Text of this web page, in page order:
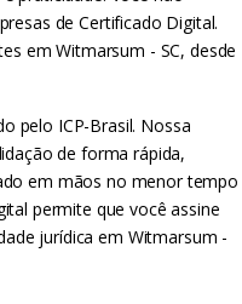
de Certificado Digital.
em Witmarsum - SC, desde
pelo ICP-Brasil. Nossa
de forma rápida,
em mãos no menor tempo
permite que você assine
jurídica em Witmarsum -